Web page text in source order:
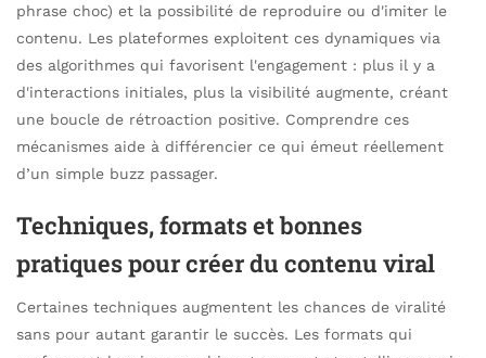
phrase choc) et la possibilité de reproduire ou d'imiter le
contenu. Les plateformes exploitent ces dynamiques via
des algorithmes qui favorisent l'engagement : plus il y a
d'interactions initiales, plus la visibilité augmente, créant
une boucle de rétroaction positive. Comprendre ces
mécanismes aide à différencier ce qui émeut réellement
d’un simple buzz passager.
Techniques, formats et bonnes
pratiques pour créer du contenu viral
Certaines techniques augmentent les chances de viralité
sans pour autant garantir le succès. Les formats qui